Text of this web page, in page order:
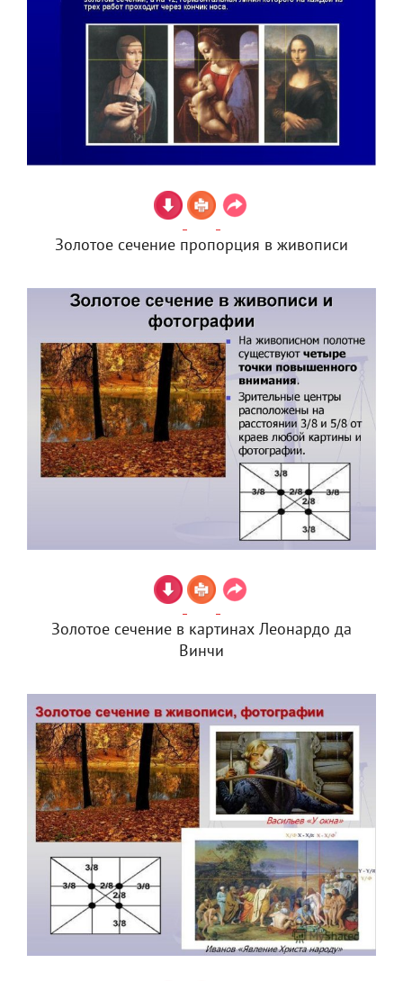
Золотое сечение пропорция в живописи
Золотое сечение в картинах Леонардо да
Винчи